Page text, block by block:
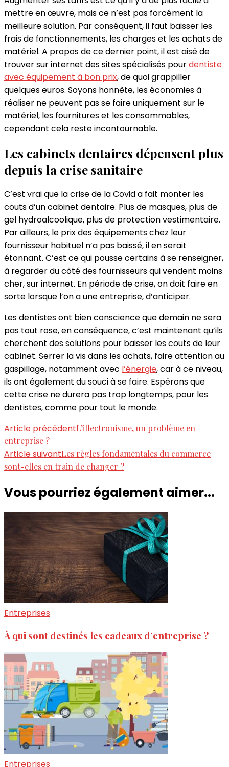
mettre en œuvre, mais ce n’est pas forcément la
meilleure solution. Par conséquent, il faut baisser les
frais de fonctionnements, les charges et les achats de
matériel. A propos de ce dernier point, il est aisé de
trouver sur internet des sites spécialisés pourdentiste
avec équipement à bon prix, de quoi grappiller
quelques euros. Soyons honnête, les économies à
réaliser ne peuvent pas se faire uniquement sur le
matériel, les fournitures et les consommables,
cependant cela reste incontournable.
Les cabinets dentaires dépensent plus
depuis la crise sanitaire
C’est vrai que la crise de la Covid a fait monter les
couts d’un cabinet dentaire. Plus de masques, plus de
gel hydroalcoolique, plus de protection vestimentaire.
Par ailleurs, le prix des équipements chez leur
fournisseur habituel n’a pas baissé, il en serait
étonnant. C’est ce qui pousse certains à se renseigner,
à regarder du côté des fournisseurs qui vendent moins
cher, sur internet. En période de crise, on doit faire en
sorte lorsque l’on a une entreprise, d’anticiper.
Les dentistes ont bien conscience que demain ne sera
pas tout rose, en conséquence, c’est maintenant qu’ils
cherchent des solutions pour baisser les couts de leur
cabinet. Serrer la vis dans les achats, faire attention au
gaspillage, notamment avec l’énergie, car à ce niveau,
ils ont également du souci à se faire. Espérons que
cette crise ne durera pas trop longtemps, pour les
dentistes, comme pour tout le monde.
Navigation
d'article
Article précédentL’illectronisme, un problème en
entreprise ?
Article suivantLes règles fondamentales du commerce
sont-elles en train de changer ?
Vous pourriez également aimer...
Entreprises
À qui sont destinés les cadeaux d’entreprise ?
Entreprises